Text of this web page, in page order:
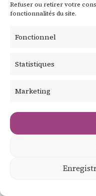
Refuser ou retirer votre
fonctionnalités du site.
Fonctionnel
Statistiques
Marketing
profil client
gestion du
tout le
La
s'applique
du chiffre.